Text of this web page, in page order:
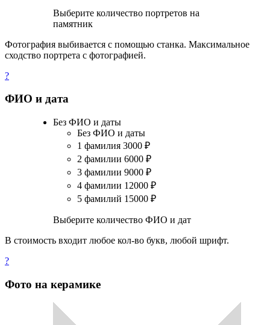
Выберите количество портретов на
памятник
Фотография выбивается с помощью станка. Максимальное
сходство портрета с фотографией.
?
ФИО и дата
Без ФИО и даты
Без ФИО и даты
1 фамилия 3000 ₽
2 фамилии 6000 ₽
3 фамилии 9000 ₽
4 фамилии 12000 ₽
5 фамилий 15000 ₽
Выберите количество ФИО и дат
В стоимость входит любое кол-во букв, любой шрифт.
?
Фото на керамике